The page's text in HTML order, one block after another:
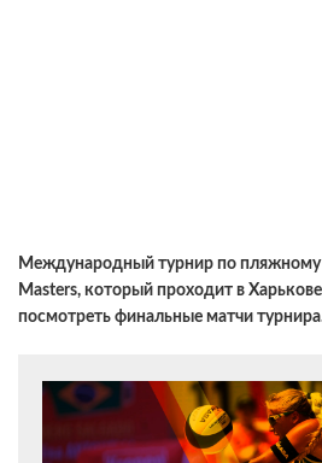
Международный турнир по пляжному
Masters, который проходит в
посмотреть финальные матчи